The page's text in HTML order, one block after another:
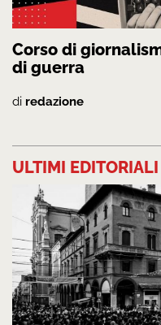
Corso di
di guerra
di redazione
ULTIMI EDITORIALI